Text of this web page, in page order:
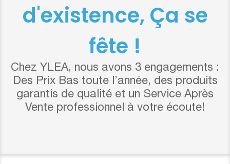
d'existence, Ça se
fête !
Chez YLEA, nous avons 3 engagements :
Des Prix Bas toute l’année, des produits
garantis de qualité et un Service Après
Vente professionnel à votre écoute!